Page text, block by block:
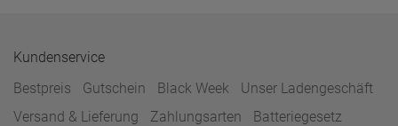
Kundenservice
Bestpreis
Gutschein Black Week
Unser Ladengeschäft
Versand & Lieferung
Zahlungsarten
Batteriegesetz